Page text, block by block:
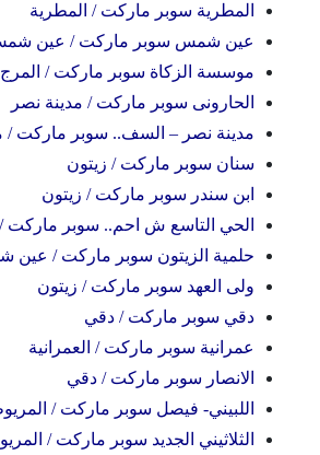
المطرية سوبر ماركت / المطرية
عين شمس سوبر ماركت / عين
موسسة الزكاة سوبر ماركت / المرج
الحارونى سوبر ماركت / مدينة نصر
مدينة نصر – السف.. سوبر ماركت /
سنان سوبر ماركت / زيتون
ابن سندر سوبر ماركت / زيتون
الحي التاسع ش احم.. سوبر ماركت /
حلمية الزيتون سوبر ماركت /
ولى العهد سوبر ماركت / زيتون
دقي سوبر ماركت / دقي
عمرانية سوبر ماركت / العمرانية
الانصار سوبر ماركت / دقي
اللبيني- فيصل سوبر ماركت /
الثلاثيني الجديد سوبر ماركت /